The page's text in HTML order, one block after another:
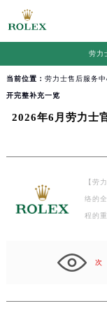
劳力
当前位置： 劳力士售后服务中
开完整补充一览
2026年6月劳力士
【劳
络的
程的
次